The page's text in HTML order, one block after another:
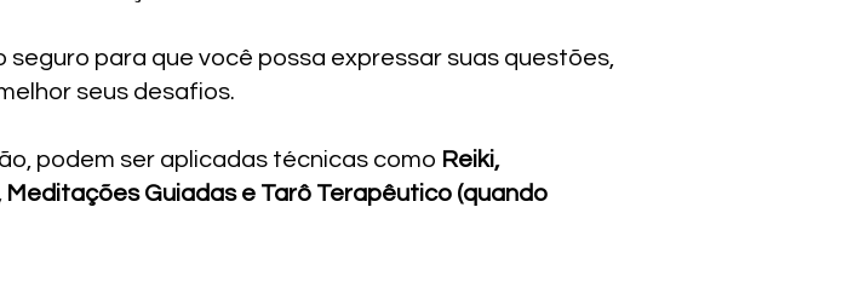
seguro para que você possa expressar suas questões,
seus desafios.
podem ser aplicadas técnicas como Reiki,
Guiadas e Tarô Terapêutico (quando